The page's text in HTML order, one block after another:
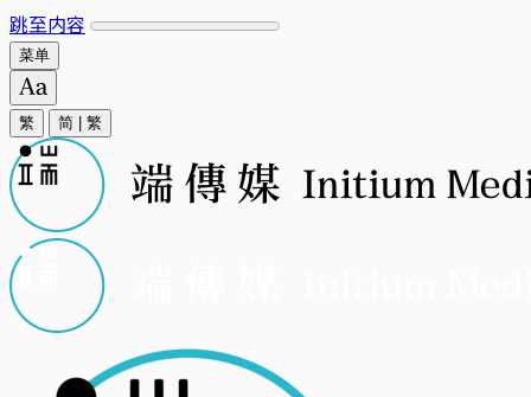
跳至内容
菜单
繁 简 繁